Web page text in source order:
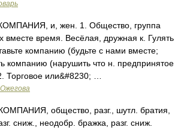
и, жен. 1. Общество, группа
вместе время. Весёлая, дружная к. Гулять
компанию (будьте с нами вместе;
компанию (нарушить что н. предпринятое
Торговое или&#8230; …
общество, разг., шутл. братия,
сниж., неодобр. бражка, разг. сниж.